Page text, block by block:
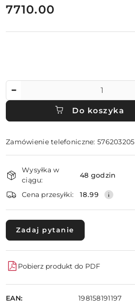
cena:
7710.00
Do koszyka
Zamówienie telefoniczne: 576203205
i
dostawa
Wysyłka w
ciągu:
48 godzin
Cena przesyłki: 18.99
Zadaj pytanie
Pobierz produkt do PDF
EAN: 198158191197